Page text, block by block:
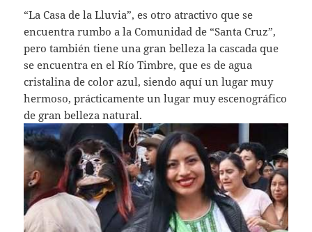
“La Casa de la Lluvia”, es otro atractivo que se
encuentra rumbo a la Comunidad de “Santa Cruz”,
pero también tiene una gran belleza la cascada que
se encuentra en el Río Timbre, que es de agua
cristalina de color azul, siendo aquí un lugar muy
hermoso, prácticamente un lugar muy escenográfico
de gran belleza natural.